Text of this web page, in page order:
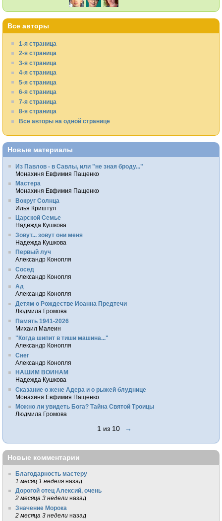
Все авторы
1-я страница
2-я страница
3-я страница
4-я страница
5-я страница
6-я страница
7-я страница
8-я страница
Все авторы на одной странице
Новые материалы
Из Павлов - в Савлы, или "не зная броду..."
Монахиня Евфимия Пащенко
Мастера
Монахиня Евфимия Пащенко
Вокруг Солнца
Илья Криштул
Царской Семье
Надежда Кушкова
Зовут... зовут они меня
Надежда Кушкова
Первый луч
Александр Конопля
Сосед
Александр Конопля
Ад
Александр Конопля
Детям о Рождестве Иоанна Предтечи
Людмила Громова
Память 1941-2026
Михаил Малеин
"Когда шипит в тиши машина..."
Александр Конопля
Снег
Александр Конопля
НАШИМ ВОИНАМ
Надежда Кушкова
Сказание о жене Адера и о рыжей блуднице
Монахиня Евфимия Пащенко
Можно ли увидеть Бога? Тайна Святой Троицы
Людмила Громова
1 из 10 →
Новые комментарии
Благодарность мастеру
1 месяц 1 неделя назад
Дорогой отец Алексий, очень
2 месяца 3 недели назад
Значение Морока
2 месяца 3 недели назад